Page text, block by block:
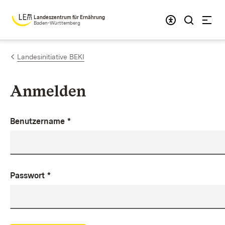
Zum Inhalt springen
Landeszentrum für Ernährung
Baden-Württemberg
Landesinitiative BEKI
Anmelden
Benutzername *
Passwort *